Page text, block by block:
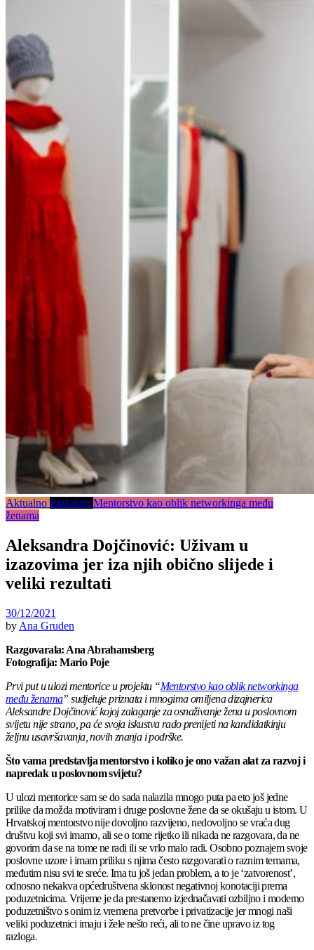
Aktualno Istaknuto Mentorstvo kao oblik networkinga među
ženama
Aleksandra Dojčinović: Uživam u
izazovima jer iza njih obično slijede i
veliki rezultati
30/12/2021
by Ana Gruden
Razgovarala: Ana Abrahamsberg
Fotografija: Mario Poje
Prvi put u ulozi mentorice u projektu “Mentorstvo kao oblik networkinga
među ženama” sudjeluje priznata i mnogima omiljena dizajnerica
Aleksandre Dojčinović kojoj zalaganje zaosnaživanje žena u poslovnom
svijetu nije strano, pa će svoja iskustva rado prenijeti na kandidatkinju
željnu usavršavanja, novih znanja i podrške.
Što vama predstavlja mentorstvo i koliko je ono važan alat za razvoj i
napredak u poslovnom svijetu?
U ulozi mentorice sam se do sada nalazila mnogo puta pa eto još jedne
prilike da možda motiviram i druge poslovne žene da se okušaju u istom. U
Hrvatskoj mentorstvo nije dovoljno razvijeno, nedovoljno se vraća dug
društvu koji svi imamo, ali se o tome rijetko ili nikada ne razgovara, da ne
govorim da se na tome ne radi ili se vrlo malo radi. Osobno poznajem svoje
poslovne uzore i imam priliku s njima često razgovarati o raznim temama,
međutim nisu svi te sreće. Ima tu još jedan problem, a to je ‘zatvorenost’,
odnosno nekakva općedruštvena sklonost negativnoj konotaciji prema
poduzetnicima. Vrijeme je da prestanemo izjednačavati ozbiljno i moderno
poduzetništvo s onim iz vremena pretvorbe i privatizacije jer mnogi naši
veliki poduzetnici imaju i žele nešto reći, ali to ne čine upravo iz tog
razloga.